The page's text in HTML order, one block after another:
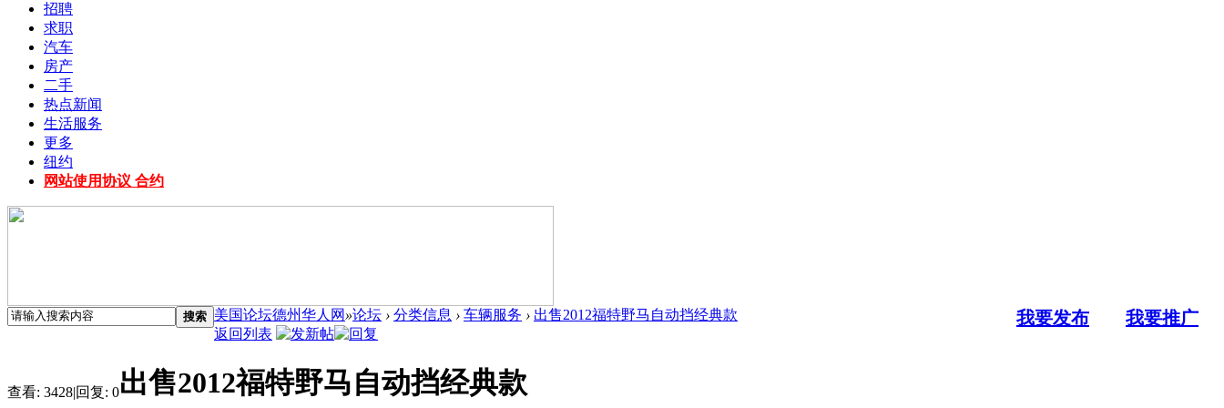
招聘
求职
汽车
房产
二手
热点新闻
生活服务
更多
纽约
网站使用协议 合约
搜索 我要发布 我要推广
美国论坛德州华人网 »论坛 › 分类信息 › 车辆服务 › 出售2012福特野马自动挡经典款
返回列表
查看: 3428|回复: 0出售2012福特野马自动挡经典款